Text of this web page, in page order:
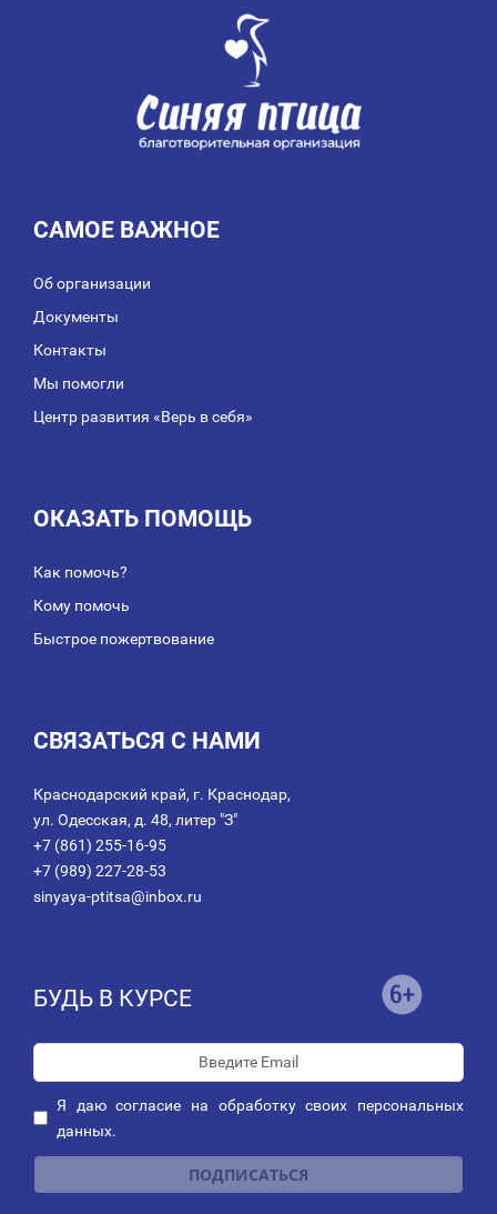
САМОЕ ВАЖНОЕ
Об организации
Документы
Контакты
Мы помогли
Центр развития «Верь в себя»
ОКАЗАТЬ ПОМОЩЬ
Как помочь?
Кому помочь
Быстрое пожертвование
СВЯЗАТЬСЯ С НАМИ
Краснодарский край, г. Краснодар,
ул. Одесская, д. 48, литер "З"
+7 (861) 255-16-95
+7 (989) 227-28-53
sinyaya-ptitsa@inbox.ru
БУДЬ В КУРСЕ
Я даюсогласие на обработку своих персональных
данных.